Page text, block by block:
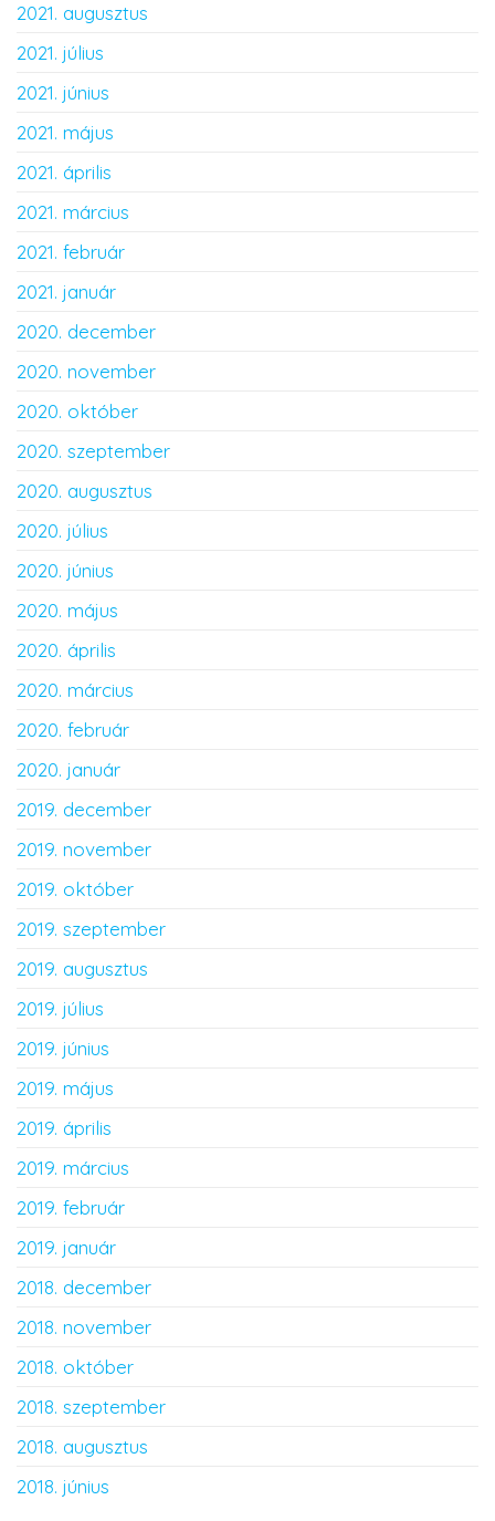
2021. augusztus
2021. július
2021. június
2021. május
2021. április
2021. március
2021. február
2021. január
2020. december
2020. november
2020. október
2020. szeptember
2020. augusztus
2020. július
2020. június
2020. május
2020. április
2020. március
2020. február
2020. január
2019. december
2019. november
2019. október
2019. szeptember
2019. augusztus
2019. július
2019. június
2019. május
2019. április
2019. március
2019. február
2019. január
2018. december
2018. november
2018. október
2018. szeptember
2018. augusztus
2018. június